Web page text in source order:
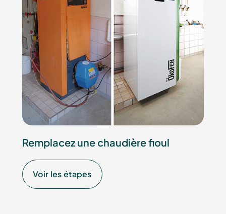
Remplacez une chaudière fioul
Voir les étapes